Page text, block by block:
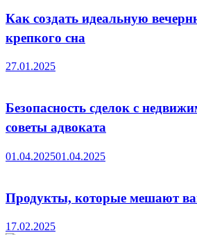
Как создать идеальную
крепкого сна
27.01.2025
Безопасность сделок с
советы адвоката
01.04.202501.04.2025
Продукты, которые мешают
17.02.2025